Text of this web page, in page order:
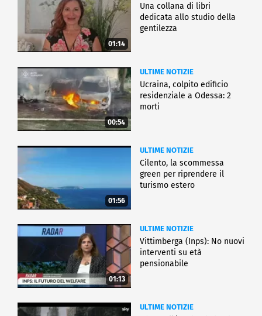
01:14
Una collana di libri
dedicata allo studio della
gentilezza
00:54
ULTIME NOTIZIE
Ucraina, colpito edificio
residenziale a Odessa: 2
morti
01:56
ULTIME NOTIZIE
Cilento, la scommessa
green per riprendere il
turismo estero
01:13
ULTIME NOTIZIE
Vittimberga (Inps): No nuovi
interventi su età
pensionabile
ULTIME NOTIZIE